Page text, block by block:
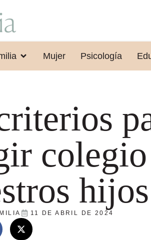
Mujer Psicología
hijos
11 DE ABRIL DE 2024